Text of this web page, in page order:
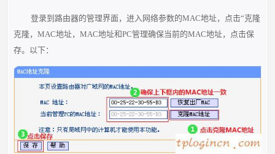
登录到路由器的管理界面，进入网络参数的MAC地址，点击“克隆
克隆，MAC地址，MAC地址和PC管理确保当前的MAC地址，点击保
存。以下：